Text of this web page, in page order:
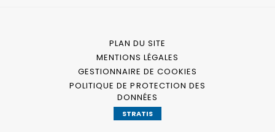
PLAN DU SITE
MENTIONS LÉGALES
GESTIONNAIRE DE COOKIES
POLITIQUE DE PROTECTION DES
DONNÉES
STRATIS